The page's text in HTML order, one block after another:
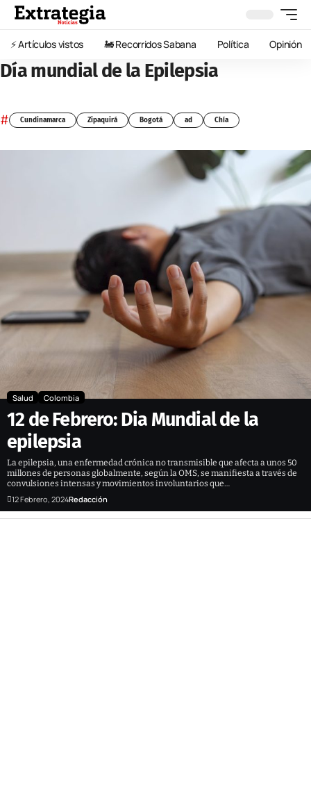
⚡️ Artículos vistos 🚂 Recorridos Sabana Política Opinión
Día mundial de la Epilepsia
# Cundinamarca Zipaquirá Bogotá ad Chía
Salud Colombia
12 de Febrero: Dia Mundial de la
epilepsia
La epilepsia, una enfermedad crónica no transmisible que afecta a unos 50
millones de personas globalmente, según la OMS, se manifiesta a través de
convulsiones intensas y movimientos involuntarios que…
12 Febrero, 2024Redacción